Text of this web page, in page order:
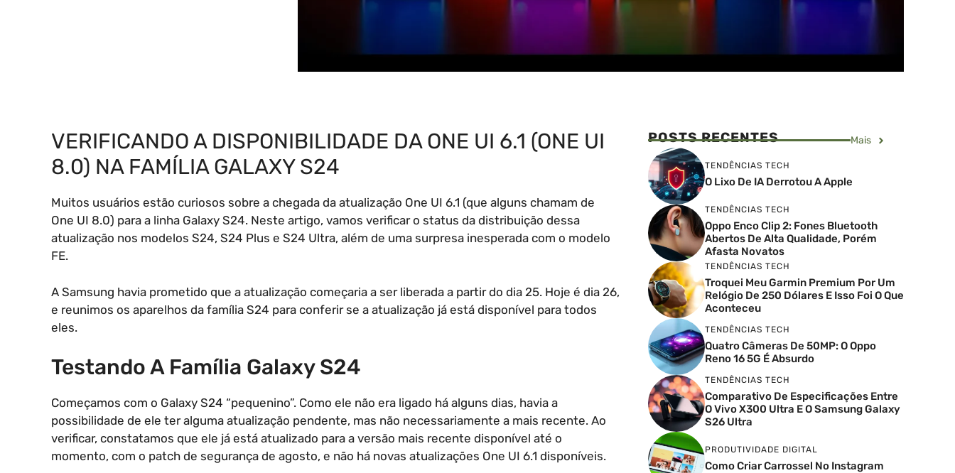
VERIFICANDO A DISPONIBILIDADE DA ONE UI 6.1 (ONE UI
8.0) NA FAMÍLIA GALAXY S24
Muitos usuários estão curiosos sobre a chegada da atualização One UI 6.1 (que alguns chamam de
One UI 8.0) para a linha Galaxy S24. Neste artigo, vamos verificar o status da distribuição dessa
atualização nos modelos S24, S24 Plus e S24 Ultra, além de uma surpresa inesperada com o modelo
FE.
A Samsung havia prometido que a atualização começaria a ser liberada a partir do dia 25. Hoje é dia 26,
e reunimos os aparelhos da família S24 para conferir se a atualização já está disponível para todos
eles.
Testando A Família Galaxy S24
Começamos com o Galaxy S24 “pequenino”. Como ele não era ligado há alguns dias, havia a
possibilidade de ele ter alguma atualização pendente, mas não necessariamente a mais recente. Ao
verificar, constatamos que ele já está atualizado para a versão mais recente disponível até o
momento, com o patch de segurança de agosto, e não há novas atualizações One UI 6.1 disponíveis.
POSTS RECENTES Mais
TENDÊNCIAS TECH
O Lixo De IA Derrotou A Apple
TENDÊNCIAS TECH
Oppo Enco Clip 2: Fones Bluetooth
Abertos De Alta Qualidade, Porém
Afasta Novatos
TENDÊNCIAS TECH
Troquei Meu Garmin Premium Por Um
Relógio De 250 Dólares E Isso Foi O Que
Aconteceu
TENDÊNCIAS TECH
Quatro Câmeras De 50MP: O Oppo
Reno 16 5G É Absurdo
TENDÊNCIAS TECH
Comparativo De Especificações Entre
O Vivo X300 Ultra E O Samsung Galaxy
S26 Ultra
PRODUTIVIDADE DIGITAL
Como Criar Carrossel No Instagram